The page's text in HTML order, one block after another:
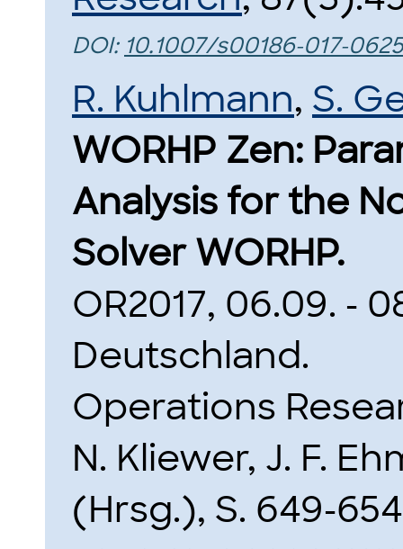
DOI: 10.1007/s00186-017-
R. Kuhlmann, S.
WORHP Zen:
Analysis for the
Solver WORHP.
OR2017, 06.09. -
Deutschland.
Operations
N. Kliewer, J. F.
(Hrsg.), S. 649-